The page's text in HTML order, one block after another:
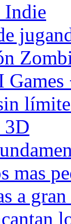
Indie
3D
mas
a